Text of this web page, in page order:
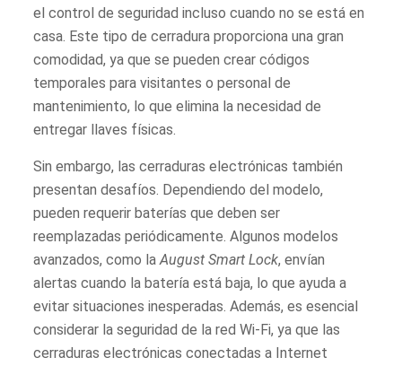
el control de seguridad incluso cuando no se está en
casa. Este tipo de cerradura proporciona una gran
comodidad, ya que se pueden crear códigos
temporales para visitantes o personal de
mantenimiento, lo que elimina la necesidad de
entregar llaves físicas.
Sin embargo, las cerraduras electrónicas también
presentan desafíos. Dependiendo del modelo,
pueden requerir baterías que deben ser
reemplazadas periódicamente. Algunos modelos
avanzados, como laAugust Smart Lock, envían
alertas cuando la batería está baja, lo que ayuda a
evitar situaciones inesperadas. Además, es esencial
considerar la seguridad de la red Wi-Fi, ya que las
cerraduras electrónicas conectadas a Internet